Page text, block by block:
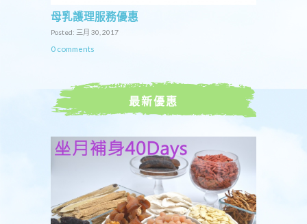
母乳護理服務優惠
Posted: 三月 30, 2017
0 comments
最新優惠